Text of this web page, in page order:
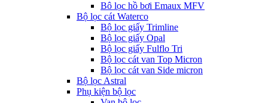
Bô lọc hồ bơi Emaux MFV
Bộ lọc cát Waterco
Bộ lọc giấy Trimline
Bộ lọc giấy Opal
Bộ lọc giấy Fulflo Tri
Bộ lọc cát van Top Micron
Bộ lọc cát van Side micron
Bộ lọc Astral
Phụ kiện bộ lọc